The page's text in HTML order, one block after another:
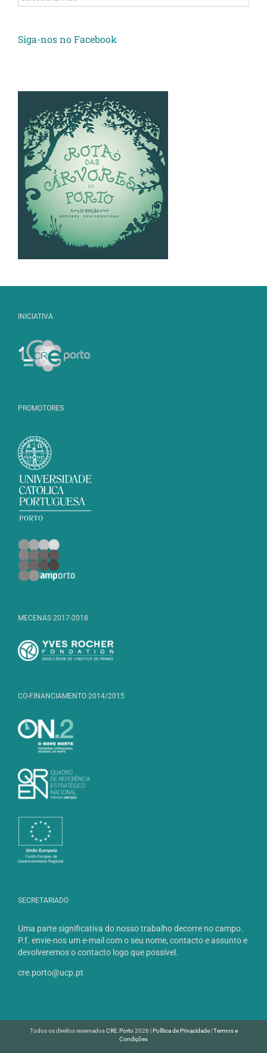
Siga-nos no Facebook
INICIATIVA
PROMOTORES
MECENAS 2017-2018
CO-FINANCIAMENTO 2014/2015
SECRETARIADO
Uma parte significativa do nosso trabalho decorre no campo.
P.f. envie-nos um e-mail com o seu nome, contacto e assunto e
devolveremos o contacto logo que possível.
cre.porto@ucp.pt
Todos os direitos reservadosCRE.Porto2026 | Política de Privacidade| Termos e
Condições